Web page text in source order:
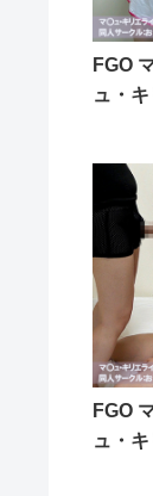
FGO
ュ・
FGO
ュ・